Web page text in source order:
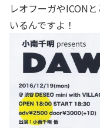
レオフーガやICON
いるんですよ！